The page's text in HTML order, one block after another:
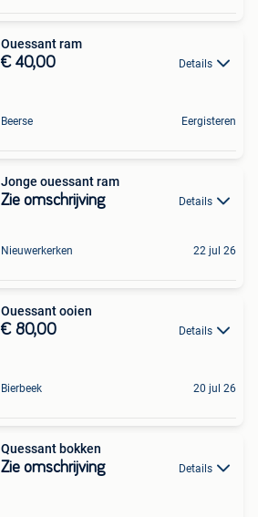
Ouessant ram
€ 40,00 Details
Beerse Eergisteren
Jonge ouessant ram
Zie omschrijving Details
Nieuwerkerken 22 jul 26
Ouessant ooien
€ 80,00 Details
Bierbeek 20 jul 26
Quessant bokken
Zie omschrijving Details